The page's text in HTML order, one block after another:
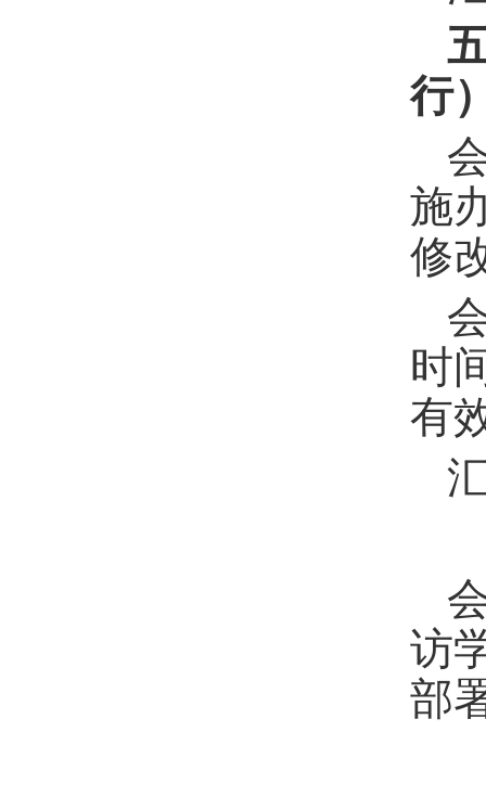
行
施
修
时
有
访
部